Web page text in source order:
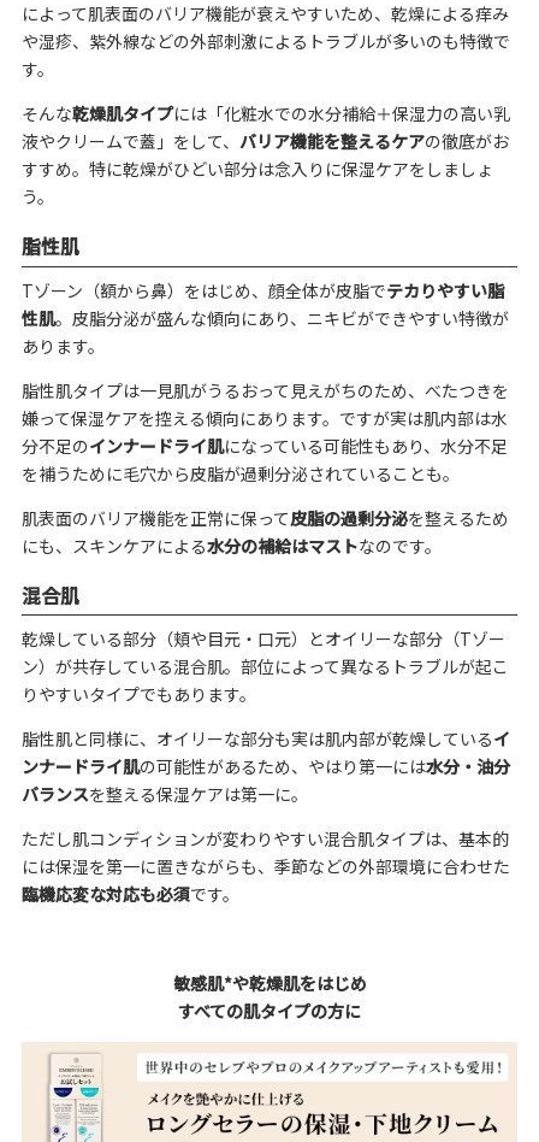
によって肌表面のバリア機能が衰えやすいため、乾燥による痒み
や湿疹、紫外線などの外部刺激によるトラブルが多いのも特徴で
す。
そんな乾燥肌タイプには「化粧水での水分補給＋保湿力の高い乳
液やクリームで蓋」をして、 バリア機能を整えるケアの徹底がお
すすめ。特に乾燥がひどい部分は念入りに保湿ケアをしましょ
う。
脂性肌
Tゾーン（額から鼻）をはじめ、顔全体が皮脂でテカりやすい脂
性肌。皮脂分泌が盛んな傾向にあり、ニキビができやすい特徴が
あります。
脂性肌タイプは一見肌がうるおって見えがちのため、べたつきを
嫌って保湿ケアを控える傾向にあります。ですが実は肌内部は水
分不足のインナードライ肌になっている可能性もあり、水分不足
を補うために毛穴から皮脂が過剰分泌されていることも。
肌表面のバリア機能を正常に保って皮脂の過剰分泌を整えるため
にも、スキンケアによる水分の補給はマストなのです。
混合肌
乾燥している部分（頬や目元・口元）とオイリーな部分（Tゾー
ン）が共存している混合肌。部位によって異なるトラブルが起こ
りやすいタイプでもあります。
脂性肌と同様に、オイリーな部分も実は肌内部が乾燥しているイ
ンナードライ肌の可能性があるため、やはり第一には水分・油分
バランスを整える保湿ケアは第一に。
ただし肌コンディションが変わりやすい混合肌タイプは、基本的
には保湿を第一に置きながらも、季節などの外部環境に合わせた
臨機応変な対応も必須です。
敏感肌*や乾燥肌をはじめ
すべての肌タイプの方に